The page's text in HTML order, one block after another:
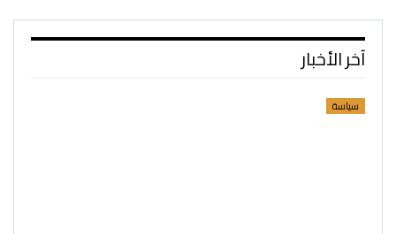
آخر الأخبار
سياسة